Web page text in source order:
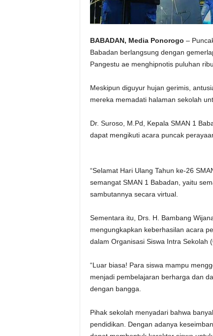
BABADAN, Media Ponorogo –
Babadan berlangsung dengan
Pangestu ae menghipnotis puluhan
Meskipun diguyur hujan gerimis,
mereka memadati halaman sekolah
Dr. Suroso, M.Pd, Kepala SMAN 1
dapat mengikuti acara puncak
“Selamat Hari Ulang Tahun ke-26
semangat SMAN 1 Babadan, yaitu
sambutannya secara virtual.
Sementara itu, Drs. H. Bambang
mengungkapkan keberhasilan acara
dalam Organisasi Siswa Intra Sekolah
“Luar biasa! Para siswa mampu
menjadi pembelajaran berharga dan
dengan bangga.
Pihak sekolah menyadari bahwa
pendidikan. Dengan adanya